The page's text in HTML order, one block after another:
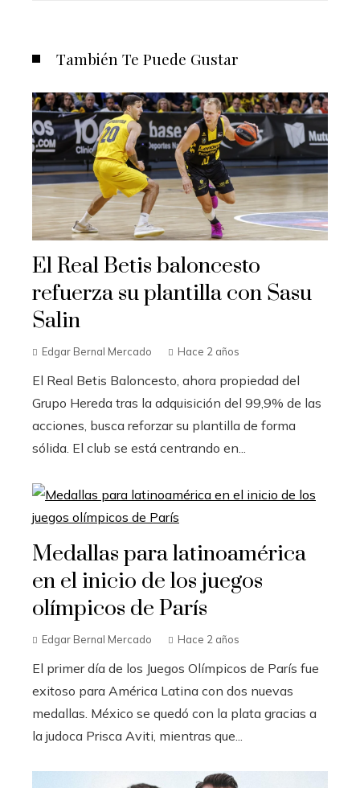
También Te Puede Gustar
El Real Betis baloncesto
refuerza su plantilla con Sasu
Salin
Edgar Bernal Mercado Hace 2 años
El Real Betis Baloncesto, ahora propiedad del
Grupo Hereda tras la adquisición del 99,9% de las
acciones, busca reforzar su plantilla de forma
sólida. El club se está centrando en...
Medallas para latinoamérica
en el inicio de los juegos
olímpicos de París
Edgar Bernal Mercado Hace 2 años
El primer día de los Juegos Olímpicos de París fue
exitoso para América Latina con dos nuevas
medallas. México se quedó con la plata gracias a
la judoca Prisca Aviti, mientras que...